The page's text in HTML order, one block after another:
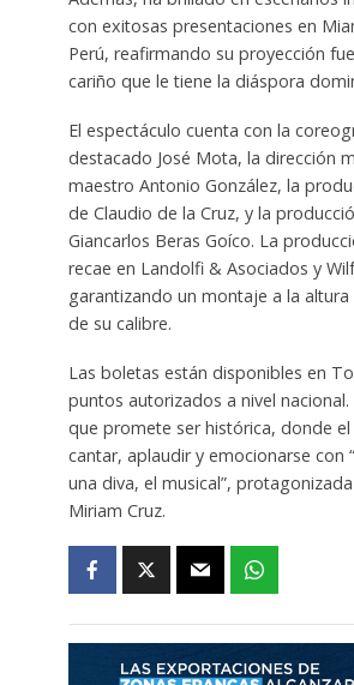
con exitosas presentaciones en
Perú, reafirmando su proyección
cariño que le tiene la diáspora
El espectáculo cuenta con la
destacado José Mota, la dirección
maestro Antonio González, la
de Claudio de la Cruz, y la
Giancarlos Beras Goíco. La
recae en Landolfi & Asociados y
garantizando un montaje a la altura
de su calibre.
Las boletas están disponibles en
puntos autorizados a nivel nacional.
que promete ser histórica, donde
cantar, aplaudir y emocionarse con
una diva, el musical”,
Miriam Cruz.